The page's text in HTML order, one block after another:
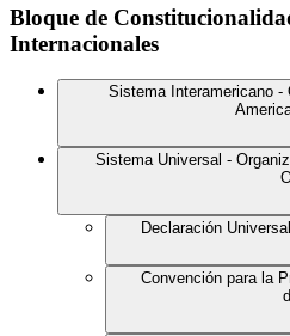
Bloque de
Internacionales
Sistema Interamericano -
Sistema Universal -
Declaración
Convención para la